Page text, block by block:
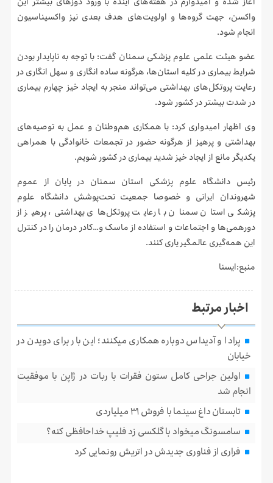
آغاز شده و امیدوارم در هفته‌های آینده با ورود دوزهای بیشتر این
واکسن، جهت گروه‌ها و اولویت‌های هدف بعدی نیز واکسیناسیون
انجام شود.
عضو هیئت علمی علوم پزشکی سمنان گفت: با توجه به ناپایدار بودن
شرایط بیماری در کلیه استان‌ها، هرگونه ساده انگاری و سهل انگاری در
رعایت پروتکل‌های بهداشتی می‌تواند منجر به ایجاد خیز چهارم بیماری
در شدت بیشتر در کشور شود.
وی اظهار امیدواری کرد: با همکاری هم‌وطنان و عمل به توصیه‌های
بهداشتی و پرهیز از هرگونه حضور در تجمعات خانوادگی با همراهی
یکدیگر مانع از ایجاد خیز شدید بیماری در کشور شویم.
رئیس دانشگاه علوم پزشکی استان سمنان در پایان از عموم
شهروندان ایرانی و خصوصا جمعیت تحت‌پوشش دانشگاه علوم
پزشکی استان سمنان با رعایت پروتکل‌های بهداشتی، پرهیز از
دورهمی‌ها و اجتماعات و استفاده از ماسک و…کادر درمان را در کنترل
این همه‌گیری عالمگیر یاری کنند.
منبع:ایسنا
اخبار مرتبط
پرادا و آدیداس دوباره همکاری میکنند؛ این بار برای دویدن در
خیابان
اولین جراحی کامل ستون فقرات با ربات در ژاپن با موفقیت
انجام شد
تابستان داغ سینما با فروش ۳۱ میلیاردی
سامسونگ میخواد با گلکسی زد فلیپ خداحافظی کنه؟
فراری از فناوری جدیدش در اتریش رونمایی کرد